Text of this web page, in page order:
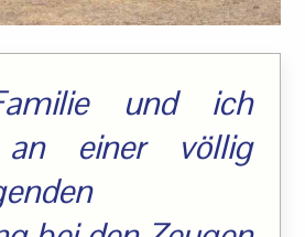
und ich
einer völlig